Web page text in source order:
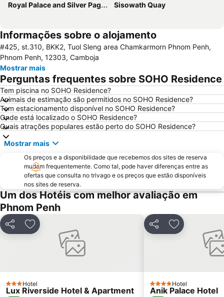
Royal Palace and Silver Pagoda Sisowath Quay
Informações sobre o alojamento
#425, st.310, BKK2, Tuol Sleng area Chamkarmorn Phnom Penh,
Phnom Penh, 12303, Camboja
Mostrar mais
Perguntas frequentes sobre SOHO Residence
Tem piscina no SOHO Residence?
Animais de estimação são permitidos no SOHO Residence?
Tem estacionamento disponível no SOHO Residence?
Onde está localizado o SOHO Residence?
Quais atrações populares estão perto do SOHO Residence?
Mostrar mais
Os preços e a disponibilidade que recebemos dos sites de reserva
mudam frequentemente. Como tal, pode haver diferenças entre as
ofertas que consulta no trivago e os preços que estão disponíveis
nos sites de reserva.
Um dos Hotéis com melhor avaliação em
Phnom Penh
PartilharAdicionar aos favoritos
3 Estrelas
Hotel
Lux Riverside Hotel & Apartment
PartilharAdicionar
4 Estrelas
Hotel
Anik Palace Hotel